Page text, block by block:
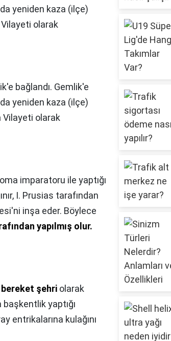
yeniden kaza (ilçe)
Vilayeti olarak
bağlandı. Gemlik'e
yeniden kaza (ilçe)
Vilayeti olarak
imparatoru ile yaptığı
I. Prusias tarafından
inşa eder. Böylece
yapılmış olur.
bereket şehri olarak
yaptığı
entrikalarına kulağını